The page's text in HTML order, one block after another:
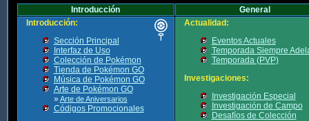
Introducción
General
Introducción:
Sección Principal
Interfaz de Uso
Colección de Pokémon
Tienda de Pokémon GO
Música de Pokémon GO
Arte de Pokémon GO
» Arte de Aniversarios
Códigos Promocionales
Actualidad:
Eventos Actuales
Temporada Siempre
Temporada (PVP)
Investigaciones:
Investigación Especial
Investigación de Campo
Desafíos de Colección